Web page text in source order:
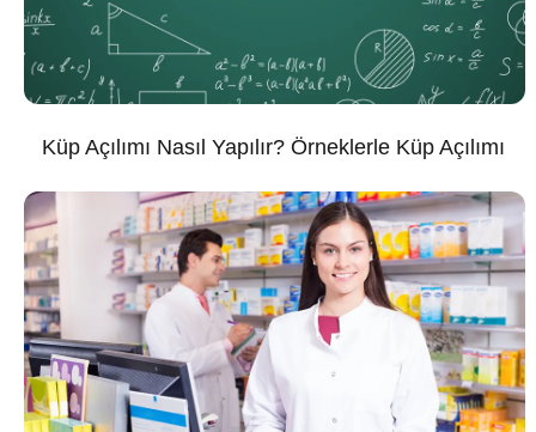
Küp Açılımı Nasıl Yapılır? Örneklerle Küp Açılımı